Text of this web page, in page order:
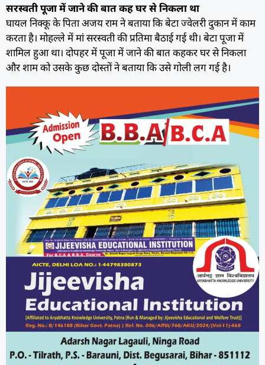
सरस्वती पूजा में जाने की बात कह घर से निकला था
घायल निक्कू के पिता अजय राम ने बताया कि बेटा ज्वेलरी दुकान में काम
करता है। मोहल्ले में मां सरस्वती की प्रतिमा बैठाई गई थी। बेटा पूजा में
शामिल हुआ था। दोपहर में पूजा में जाने की बात कहकर घर से निकला
और शाम को उसके कुछ दोस्तों ने बताया कि उसे गोली लग गई है।